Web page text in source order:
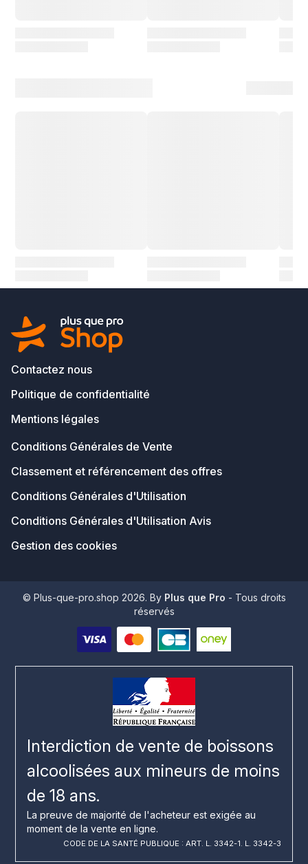
Contactez nous
Politique de confidentialité
Mentions légales
Conditions Générales de Vente
Classement et référencement des offres
Conditions Générales d'Utilisation
Conditions Générales d'Utilisation Avis
Gestion des cookies
© Plus-que-pro.shop 2026. By Plus que Pro - Tous droits
réservés
Interdiction de vente de boissons
alcoolisées aux mineurs de moins
de 18 ans.
La preuve de majorité de l'acheteur est exigée au
moment de la vente en ligne.
CODE DE LA SANTÉ PUBLIQUE : ART. L. 3342-1. L. 3342-3